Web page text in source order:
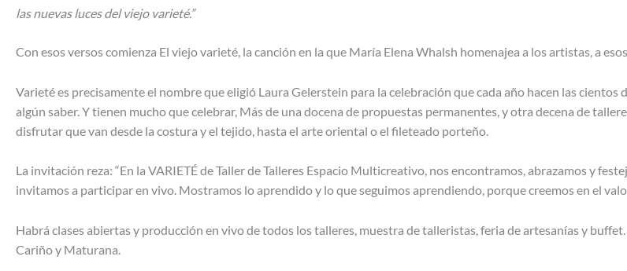
las nuevas luces del viejo varieté.”
Con esos versos comienza El viejo varieté, la canción en la que María Elena Whalsh homenajea a los artistas, a
Varieté es precisamente el nombre que eligió Laura Gelerstein para la celebración que cada año hacen las cientos
algún saber. Y tienen mucho que celebrar, Más de una docena de propuestas permanentes, y otra decena de
disfrutar que van desde la costura y el tejido, hasta el arte oriental o el fileteado porteño.
La invitación reza: “En la VARIETÉ de Taller de Talleres Espacio Multicreativo, nos encontramos, abrazamos y
invitamos a participar en vivo. Mostramos lo aprendido y lo que seguimos aprendiendo, porque creemos en el
Habrá clases abiertas y producción en vivo de todos los talleres, muestra de talleristas, feria de artesanías y
Cariño y Maturana.